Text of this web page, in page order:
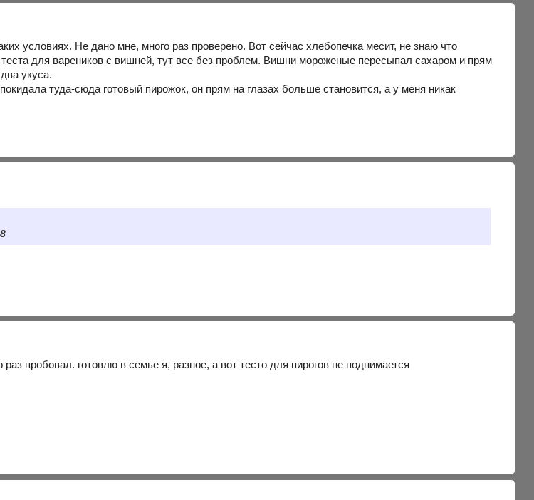
условиях. Не дано мне, много раз проверено. Вот сейчас хлебопечка месит, не знаю что
для вареников с вишней, тут все без проблем. Вишни мороженые пересыпал сахаром и прям
укуса.
туда-сюда готовый пирожок, он прям на глазах больше становится, а у меня никак
пробовал. готовлю в семье я, разное, а вот тесто для пирогов не поднимается